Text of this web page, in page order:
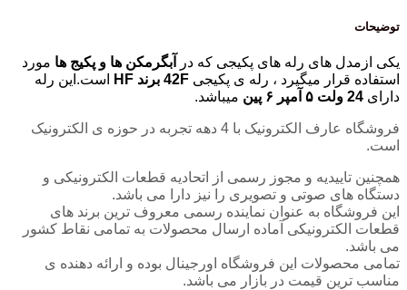
توضیحات
یکی ازمدل های رله های پکیجی که در آبگرمکن ها و پکیج ها مورد
استفاده قرار میگیرد ، رله ی پکیجی 42F برند HF
است.این رله
دارای 24 ولت ۵ آمپر ۶ پین میباشد.
فروشگاه عارف الکترونیک با 4 دهه تجربه در حوزه ی الکترونیک
است.
همچنین تاییدیه و مجوز رسمی از اتحادیه قطعات الکترونیکی و
دستگاه های صوتی و تصویری را نیز دارا می باشد.
این فروشگاه به عنوان نماینده رسمی معروف ترین برند های
قطعات الکترونیکی آماده ارسال محصولات به تمامی نقاط کشور
می باشد.
تمامی محصولات این فروشگاه اورجینال بوده و ارائه دهنده ی
مناسب ترین قیمت در بازار می باشد.